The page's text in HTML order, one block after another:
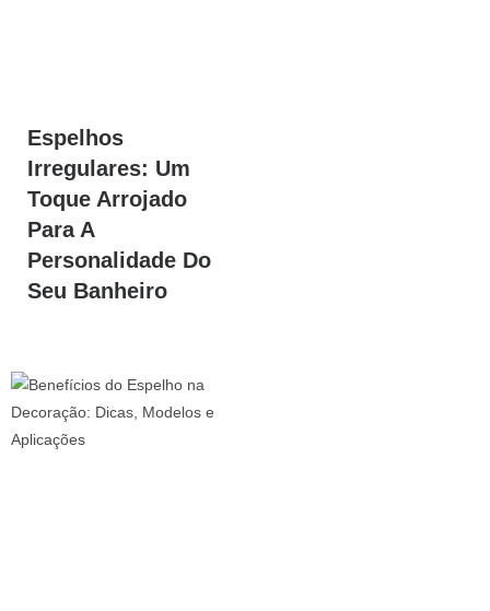
Espelhos
Irregulares: Um
Toque Arrojado
Para A
Personalidade Do
Seu Banheiro